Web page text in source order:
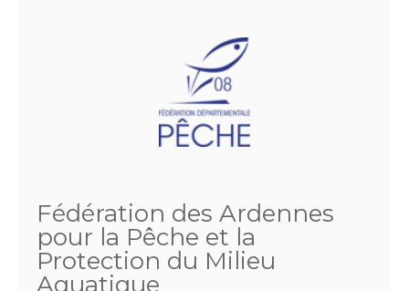
Fédération des Ardennes
pour la Pêche et la
Protection du Milieu
Aquatique